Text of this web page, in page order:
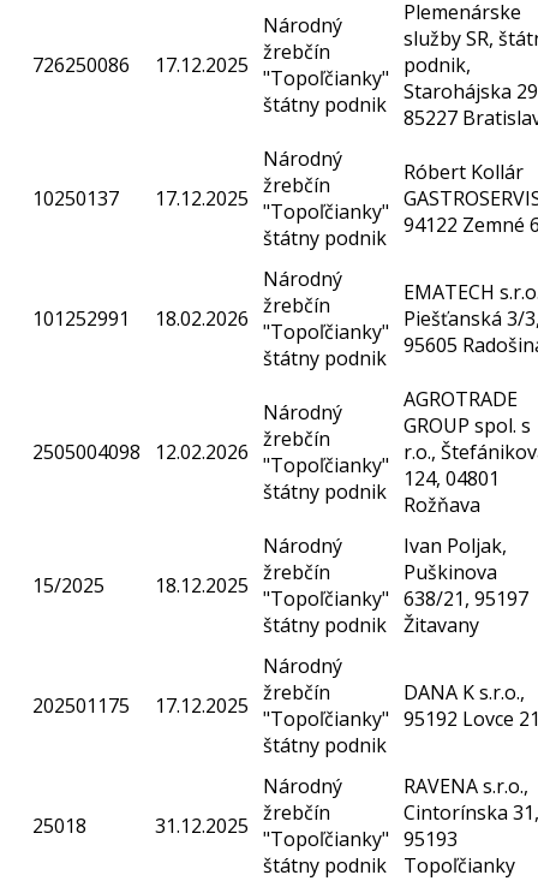
726250086 17.12.2025
Národný
žrebčín
"Topoľčianky"
štátny podnik
Plemenárske
služby SR,
podnik,
Starohájska
85227
10250137 17.12.2025
Národný
žrebčín
"Topoľčianky"
štátny podnik
Róbert Kollár
94122 Zemné
101252991 18.02.2026
Národný
žrebčín
"Topoľčianky"
štátny podnik
EMATECH
Piešťanská 3/
95605
2505004098 12.02.2026
Národný
žrebčín
"Topoľčianky"
štátny podnik
AGROTRADE
GROUP spol. s
r.o.,
124, 04801
Rožňava
15/2025 18.12.2025
Národný
žrebčín
"Topoľčianky"
štátny podnik
Ivan Poljak,
Puškinova
638/21, 95197
Žitavany
202501175 17.12.2025
Národný
žrebčín
"Topoľčianky"
štátny podnik
DANA K s.r.o.,
95192 Lovce
25018 31.12.2025
Národný
žrebčín
"Topoľčianky"
štátny podnik
RAVENA s.r.o.,
Cintorínska 31,
95193
Topoľčianky